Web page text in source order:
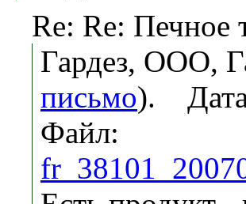
Re: Re: Печное
Гардез, ООО,
письмо).
Файл: